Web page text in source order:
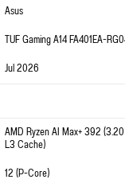
Asus
TUF Gaming A14 FA401EA-
Jul 2026
AMD Ryzen AI Max+ 392
L3 Cache)
12 (P-Core)